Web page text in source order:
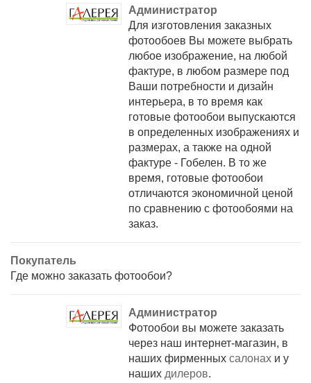
Администратор
Для изготовления заказных
фотообоев Вы можете выбрать
любое изображение, на любой
фактуре, в любом размере под
Ваши потребности и дизайн
интерьера, в то время как
готовые фотообои выпускаются
в определенных изображениях и
размерах, а также на одной
фактуре - Гобелен. В то же
время, готовые фотообои
отличаются экономичной ценой
по сравнению с фотообоями на
заказ.
Покупатель
Где можно заказать фотообои?
Администратор
Фотообои вы можете заказать
через наш интернет-магазин, в
наших фирменных салонах и у
наших дилеров.